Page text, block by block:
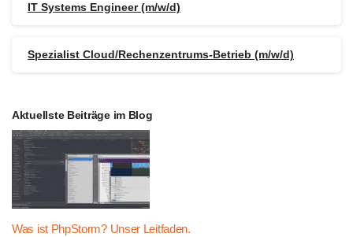
IT Systems Engineer (m/w/d)
Spezialist Cloud/Rechenzentrums-Betrieb (m/w/d)
Aktuellste Beiträge im Blog
Was ist PhpStorm? Unser Leitfaden.